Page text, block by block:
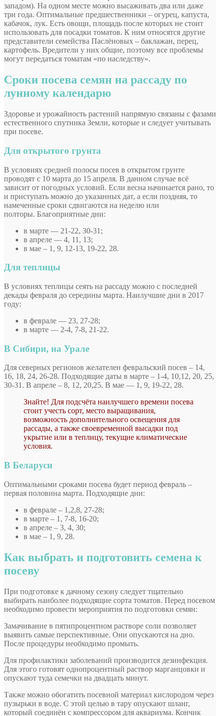
западом). На одном месте можно высаживать два или даже
три года. Оптимальные предшественники – огурец, капуста,
кабачок, лук. Есть овощи, площадь после которых не стоит
использовать для посадки томатов. К ним относятся другие
представители семейства Паслёновых – баклажан, перец,
картофель. Вредители у них общие, поэтому все проблемы
могут передаться томатам «по наследству».
Сроки посева семян на рассаду по
лунному календарю
Здоровье и урожайность растений напрямую связаны с фазами
естественного спутника Земли, которые и следует учитывать
при посеве.
Для открытого грунта
В условиях средней полосы посев в открытом грунте
проводят с 10 марта до 15 апреля. В данном случае всё
зависит от погодных условий. Если весна начинается рано, то
и приступать можно до указанных дат, а если поздняя, то
намеченные сроки сдвигаются на неделю или
полторы. Благоприятные дни:
в марте — 21-22, 30-31;
в апреле — 4, 11, 13;
в мае – 1, 9, 12-13, 19-22, 28.
Для теплицы
В условиях теплицы сеять на рассаду можно с последней
декады февраля до середины марта. Наилучшие дни в 2017
году:
в феврале — 23, 27-28;
в марте — 2-4, 7-8, 21-22.
В Сибири, на Урале
Для северных регионов желателен февральский посев – 14,
16, 18, 24, 26-28. Подходящие даты в марте – 1-4, 10,12, 20, 25,
30-31. В апреле – 8, 12, 20,25. В мае — 1, 9, 19-22, 28.
Знайте! Для подсчёта наилучшего времени посева
стоит учесть сорт, место выращивания,
возможность дополнительного освещения для
рассады, а также своевременной высадки под
укрытие или в теплицу, текущие климатические
условия.
В Беларуси
Оптимальными сроками посева будет период февраль –
первая половина марта. Подходящие дни:
в феврале – 1,2,8, 27-28;
в марте – 1, 7-8, 16-20;
в апреле – 3, 4, 30;
в мае – 1, 9, 28.
Как выбрать и подготовить семена к
посеву
При подготовке к дачному сезону следует тщательно
выбирать наиболее подходящие сорта томатов. Перед посевом
необходимо провести мероприятия по подготовки семян:
Замачивание в пятипроцентном растворе соли позволяет
выявить самые перспективные. Они опускаются на дно.
После процедуры необходимо промыть.
Для профилактики заболеваний производится дезинфекция.
Для этого готовят однопроцентный раствор марганцовки и
опускают туда семечки на двадцать минут.
Также можно обогатить посевной материал кислородом через
пузырьки в воде. С этой целью в тару опускают шланг,
который соединён с компрессором для аквариума. Кончик